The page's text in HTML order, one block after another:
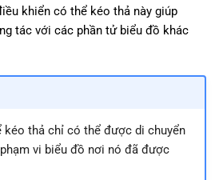
khiển có thể kéo thả này giúp
tác với các phần tử biểu đồ khác
thả chỉ có thể được di chuyển
vi biểu đồ nơi nó đã được